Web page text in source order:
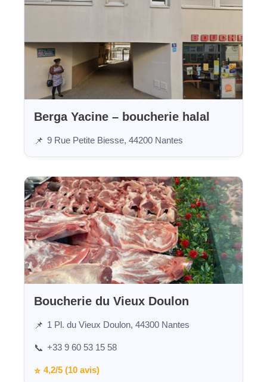
Berga Yacine – boucherie halal
📌 9 Rue Petite Biesse, 44200 Nantes
Boucherie du Vieux Doulon
📌 1 Pl. du Vieux Doulon, 44300 Nantes
📞 +33 9 60 53 15 58
⭐ 4,2/5 (10 avis)